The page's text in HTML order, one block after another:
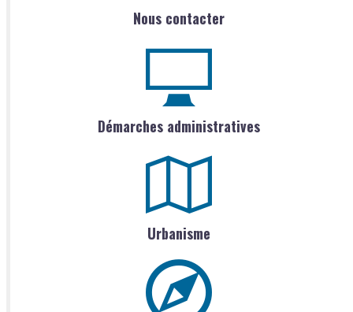
Nous contacter
Démarches administratives
Urbanisme